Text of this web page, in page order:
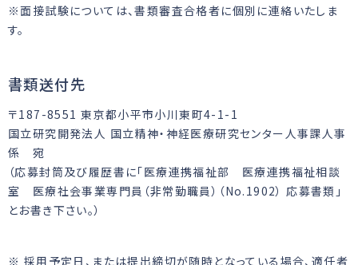
※面接試験については、書類審査合格者に個別に連絡いたしま
す。
書類送付先
〒187-8551 東京都小平市小川東町4-1-1
国立研究開発法人 国立精神・神経医療研究センター人事課人事
係 宛
（応募封筒及び履歴書に「医療連携福祉部 医療連携福祉相談
室 医療社会事業専門員（非常勤職員）（No.1902） 応募書類」
とお書き下さい。）
※ 採用予定日、または提出締切が随時となっている場合、適任者